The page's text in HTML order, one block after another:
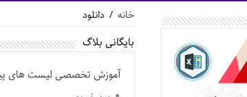
خانه / دانلود
بایگانی بلاگ
آموزش تخصصی لیست های